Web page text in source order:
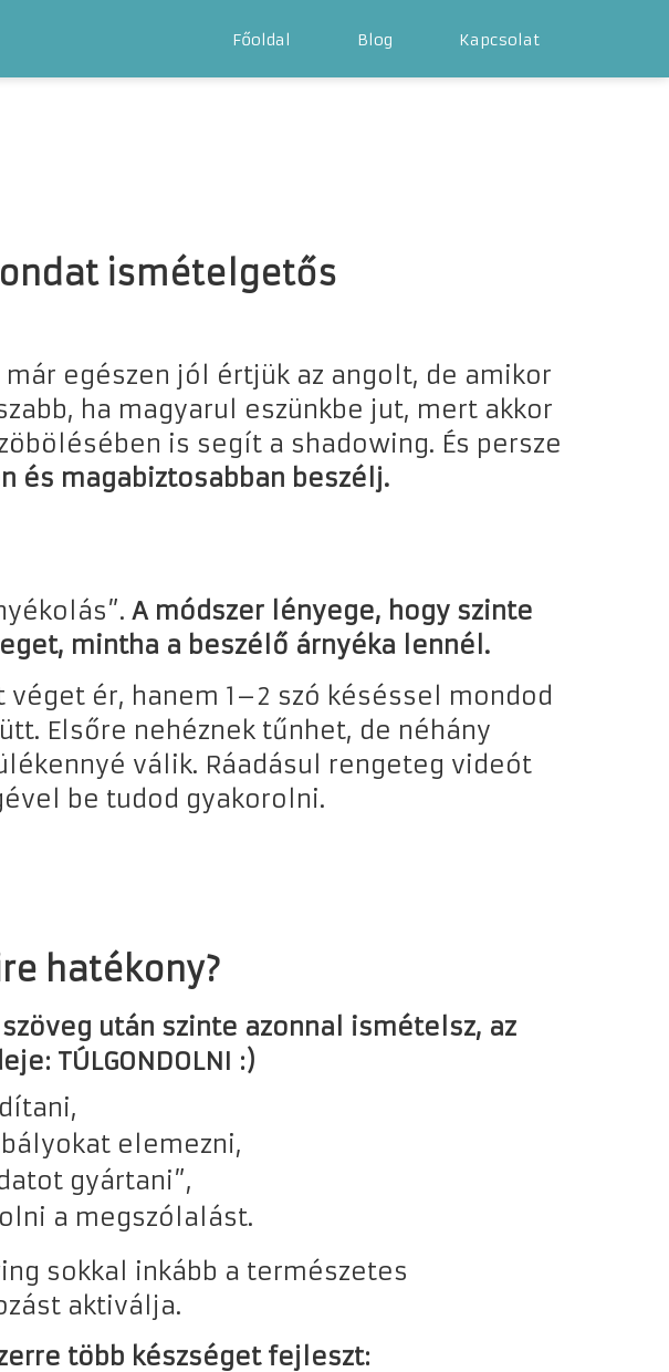
Főoldal Blog Kapcsolat
ismételgetős
egészen jól értjük az angolt, de amikor
ha magyarul eszünkbe jut, mert akkor
is segít a shadowing. És persze
és magabiztosabban beszélj.
A módszer lényege, hogy szinte
mintha a beszélő árnyéka lennél.
ér, hanem 1–2 szó késéssel mondod
Elsőre nehéznek tűnhet, de néhány
válik. Ráadásul rengeteg videót
be tudod gyakorolni.
hatékony?
után szinte azonnal ismételsz, az
TÚLGONDOLNI :)
elemezni,
gyártani”,
a megszólalást.
sokkal inkább a természetes
aktiválja.
több készséget fejleszt: